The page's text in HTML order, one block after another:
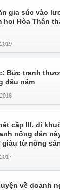
gia súc vào
hoi Hòa Thân
Bức tranh
đầu năm
cấp III, đi
nông dân
từ nông
về doanh